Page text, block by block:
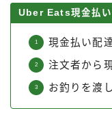
Uber Eats現金払い
現金払い配
注文者から
お釣りを渡